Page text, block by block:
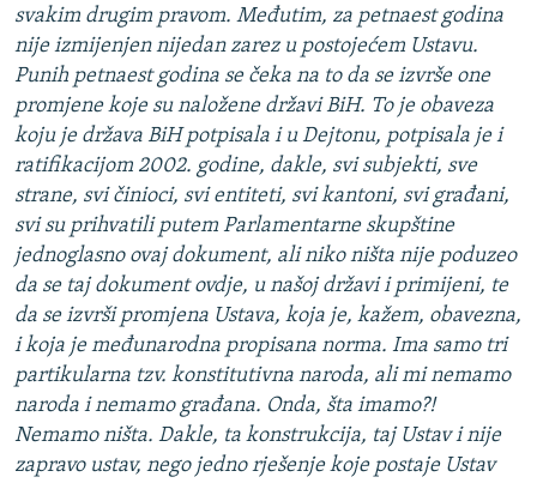
svakim drugim pravom. Međutim, za petnaest godina
nije izmijenjen nijedan zarez u postojećem Ustavu.
Punih petnaest godina se čeka na to da se izvrše one
promjene koje su naložene državi BiH. To je obaveza
koju je država BiH potpisala i u Dejtonu, potpisala je i
ratifikacijom 2002. godine, dakle, svi subjekti, sve
strane, svi činioci, svi entiteti, svi kantoni, svi građani,
svi su prihvatili putem Parlamentarne skupštine
jednoglasno ovaj dokument, ali niko ništa nije poduzeo
da se taj dokument ovdje, u našoj državi i primijeni, te
da se izvrši promjena Ustava, koja je, kažem, obavezna,
i koja je međunarodna propisana norma. Ima samo tri
partikularna tzv. konstitutivna naroda, ali mi nemamo
naroda i nemamo građana. Onda, šta imamo?!
Nemamo ništa. Dakle, ta konstrukcija, taj Ustav i nije
zapravo ustav, nego jedno rješenje koje postaje Ustav